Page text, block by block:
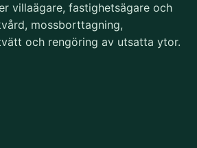
villaägare, fastighetsägare och
mossborttagning,
och rengöring av utsatta ytor.